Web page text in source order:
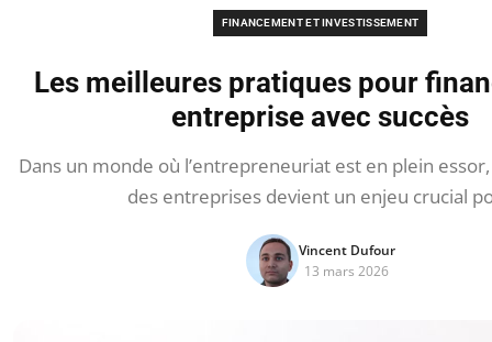
FINANCEMENT ET INVESTISSEMENT
Les meilleures pratiques pour
entreprise avec succès
Dans un monde où l’entrepreneuriat est en plein
des entreprises devient un enjeu crucial
Vincent Dufour
13 mars 2026